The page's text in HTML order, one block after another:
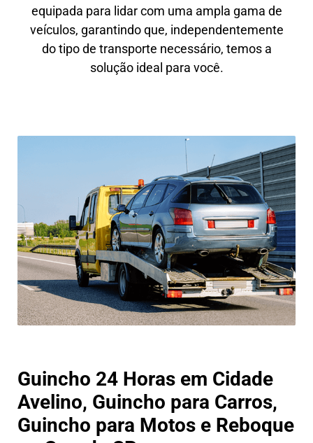
equipada para lidar com uma ampla gama de
veículos, garantindo que, independentemente
do tipo de transporte necessário, temos a
solução ideal para você.
Guincho 24 Horas em Cidade
Avelino, Guincho para Carros,
Guincho para Motos e Reboque